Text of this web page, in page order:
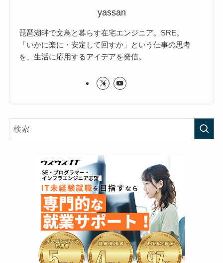
yassan
琵琶湖畔で文鳥と暮らす在宅エンジニア。SRE。
「いかに楽に・安定して回すか」という仕事の思考
を、生活に応用するアイデアを発信。